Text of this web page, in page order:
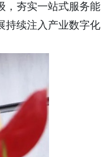
，夯实一站式服务能
持续注入产业数字化